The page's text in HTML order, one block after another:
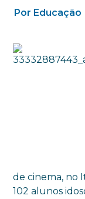
Por Educação
de cinema, no
102 alunos